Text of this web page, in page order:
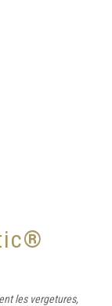
les vergetures,